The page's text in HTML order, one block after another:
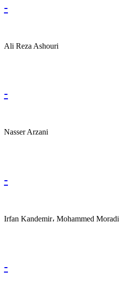
-
Ali Reza Ashouri
-
Nasser Arzani
-
Irfan Kandemir، Mohammed Moradi
-